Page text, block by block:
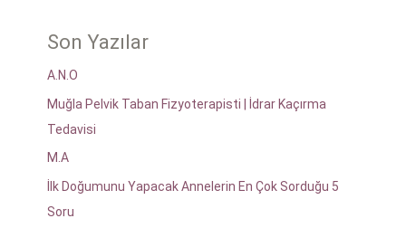
Son Yazılar
A.N.O
Muğla Pelvik Taban Fizyoterapisti | İdrar Kaçırma
Tedavisi
M.A
İlk Doğumunu Yapacak Annelerin En Çok Sorduğu 5
Soru